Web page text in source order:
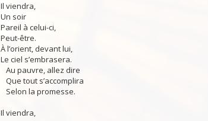
Il viendra,
Un soir
Pareil à celui-ci,
Peut-être.
À l’orient, devant lui,
Le ciel s’embrasera.
Au pauvre, allez dire
Que tout s’accomplira
Selon la promesse.
Il viendra,